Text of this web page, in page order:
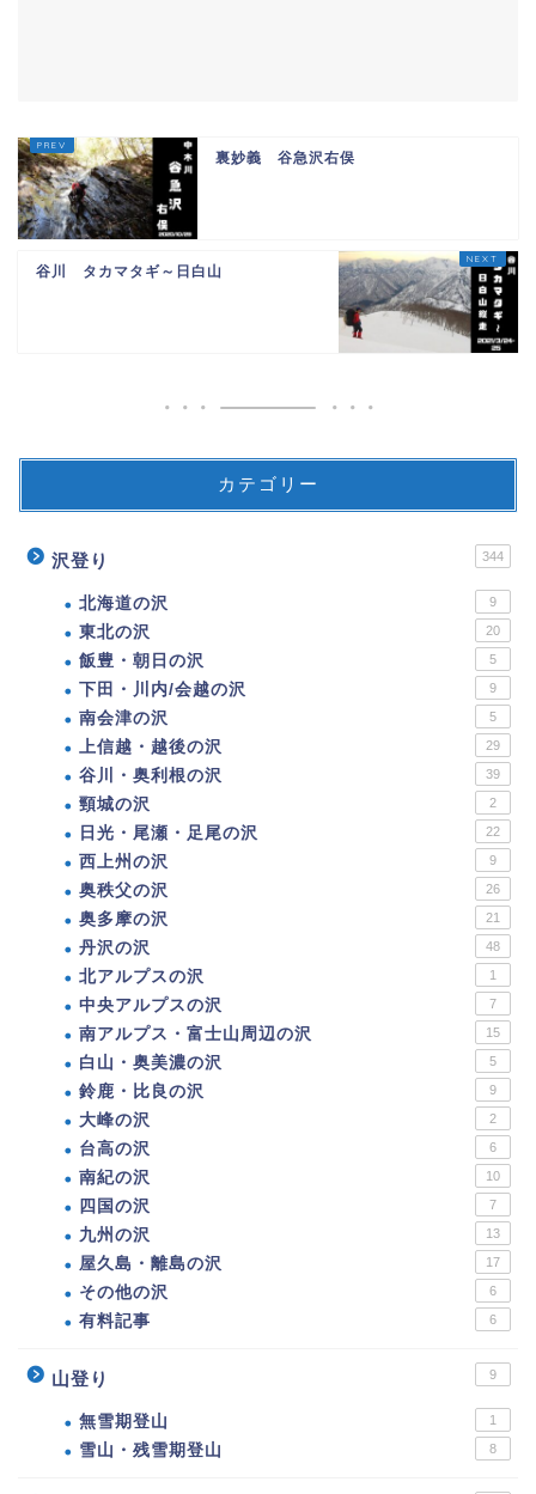
裏妙義 谷急沢右俣
谷川 タカマタギ～日白山
カテゴリー
沢登り 344
北海道の沢 9
東北の沢 20
飯豊・朝日の沢 5
下田・川内/会越の沢 9
南会津の沢 5
上信越・越後の沢 29
谷川・奥利根の沢 39
頸城の沢 2
日光・尾瀬・足尾の沢 22
西上州の沢 9
奥秩父の沢 26
奥多摩の沢 21
丹沢の沢 48
北アルプスの沢 1
中央アルプスの沢 7
南アルプス・富士山周辺の沢 15
白山・奥美濃の沢 5
鈴鹿・比良の沢 9
大峰の沢 2
台高の沢 6
南紀の沢 10
四国の沢 7
九州の沢 13
屋久島・離島の沢 17
その他の沢 6
有料記事 6
山登り 9
無雪期登山 1
雪山・残雪期登山 8